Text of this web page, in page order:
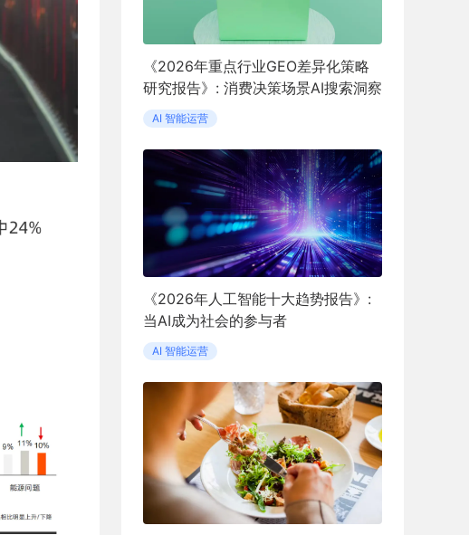
《2026年重点行业GEO差异化策略
研究报告》: 消费决策场景AI搜索洞察
AI 智能运营
《2026年人工智能十大趋势报告》:
当AI成为社会的参与者
AI 智能运营